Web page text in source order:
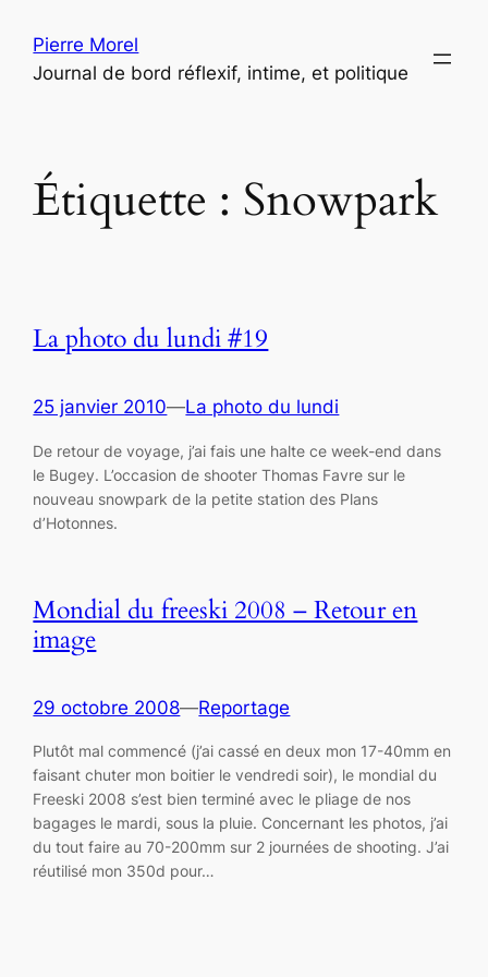
contenu
Pierre Morel
Journal de bord réflexif, intime, et politique
Étiquette : Snowpark
La photo du lundi #19
25 janvier 2010—La photo du lundi
De retour de voyage, j’ai fais une halte ce week-end dans
le Bugey. L’occasion de shooter Thomas Favre sur le
nouveau snowpark de la petite station des Plans
d’Hotonnes.
Mondial du freeski 2008 – Retour en
image
29 octobre 2008—Reportage
Plutôt mal commencé (j’ai cassé en deux mon 17-40mm en
faisant chuter mon boitier le vendredi soir), le mondial du
Freeski 2008 s’est bien terminé avec le pliage de nos
bagages le mardi, sous la pluie. Concernant les photos, j’ai
du tout faire au 70-200mm sur 2 journées de shooting. J’ai
réutilisé mon 350d pour…